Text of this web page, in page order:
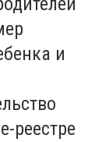
и
реестре